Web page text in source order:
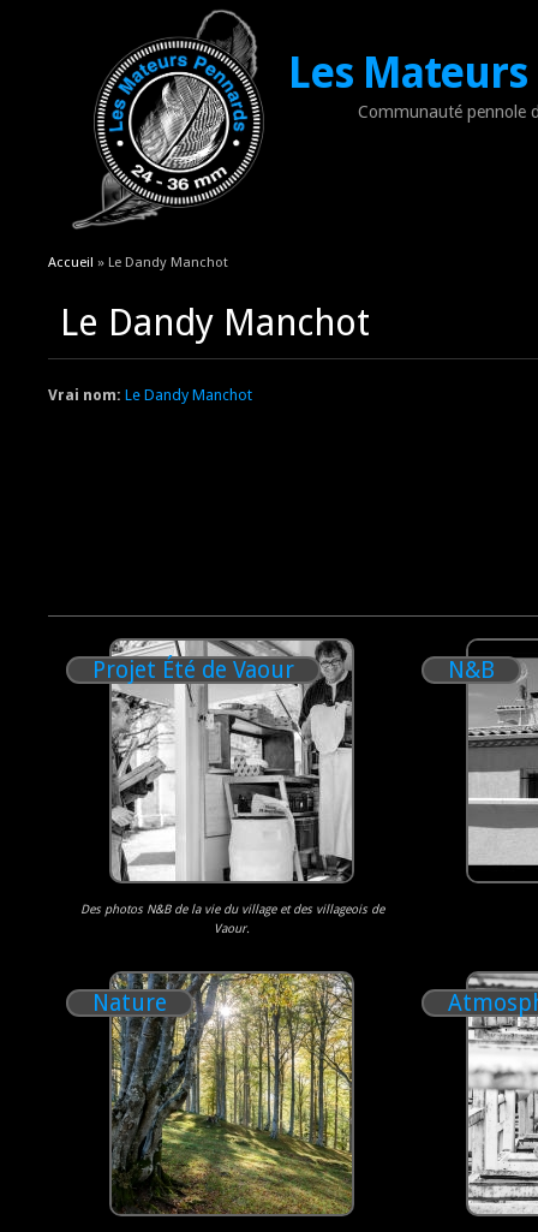
Les
Communauté pennole
Vous êtes ici
Accueil » Le Dandy Manchot
Le Dandy Manchot
Vrai nom: Le Dandy Manchot
Projet Été de Vaour
Des photos N&B de la vie du village et des villageois de
Vaour.
N&B
Nature